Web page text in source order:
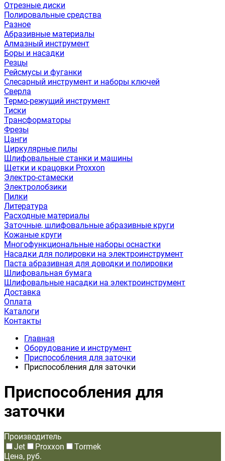
Отрезные диски
Полировальные средства
Разное
Абразивные материалы
Алмазный инструмент
Боры и насадки
Резцы
Рейсмусы и фуганки
Слесарный инструмент и наборы ключей
Сверла
Термо-режущий инструмент
Тиски
Трансформаторы
Фрезы
Цанги
Циркулярные пилы
Шлифовальные станки и машины
Щетки и крацовки Proxxon
Электро-стамески
Электролобзики
Пилки
Литература
Расходные материалы
Заточные, шлифовальные абразивные круги
Кожаные круги
Многофункциональные наборы оснастки
Насадки для полировки на электроинструмент
Паста абразивная для доводки и полировки
Шлифовальная бумага
Шлифовальные насадки на электроинструмент
Доставка
Оплата
Каталоги
Контакты
Главная
Оборудование и инструмент
Приспособления для заточки
Приспособления для заточки
Приспособления для
заточки
Производитель
Jet
Proxxon
Tormek
Цена, руб.